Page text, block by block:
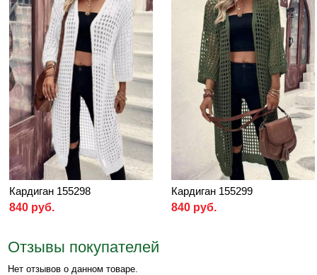
Кардиган 155298
840 руб.
Кардиган 155299
840 руб.
Отзывы покупателей
Нет отзывов о данном товаре.